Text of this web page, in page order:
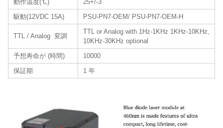
動作温度(℃)
25+/-3
駆動(12VDC 15A)
PSU-PN7-OEM/ PSU-PN7-OEM-H
TTL / Analog 変調
TTL or Analog with 1Hz-1KHz 1KHz-10KHz,
10KHz-30KHz optional
予想寿命が (時間)
10000
保証期
1 年